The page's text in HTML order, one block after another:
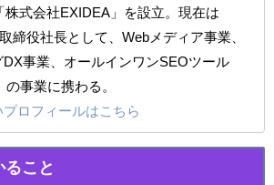
株式会社EXIDEA」を設立。現在は
締役社長として、Webメディア事業、
DX事業、オールインワンSEOツール
の事業に携わる。
ロフィールはこちら
ること